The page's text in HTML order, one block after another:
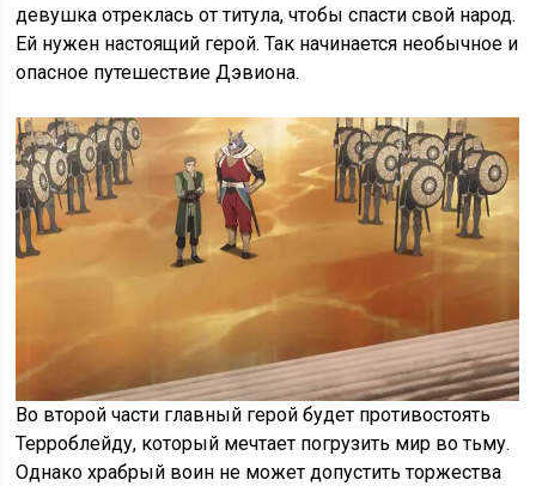
девушка отреклась от титула, чтобы спасти свой народ.
Ей нужен настоящий герой. Так начинается необычное и
опасное путешествие Дэвиона.
Во второй части главный герой будет противостоять
Терроблейду, который мечтает погрузить мир во тьму.
Однако храбрый воин не может допустить торжества